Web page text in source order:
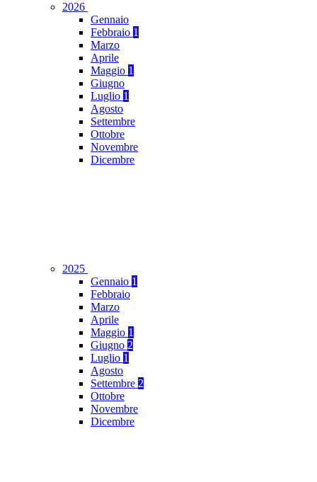
2026
Gennaio
Febbraio 1
Marzo
Aprile
Maggio 1
Giugno
Luglio 1
Agosto
Settembre
Ottobre
Novembre
Dicembre
2025
Gennaio 1
Febbraio
Marzo
Aprile
Maggio 1
Giugno 2
Luglio 1
Agosto
Settembre 2
Ottobre
Novembre
Dicembre